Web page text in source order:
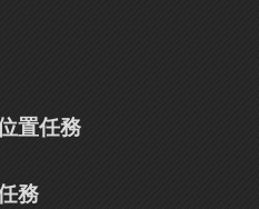
置任務
務